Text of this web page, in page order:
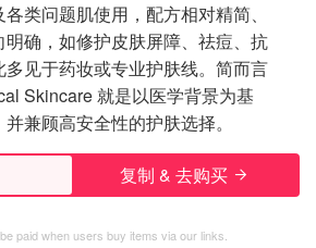
类问题肌使用，配方相对精简、
明确，如修护皮肤屏障、祛痘、抗
多见于药妆或专业护肤线。简而言
Skincare 就是以医学背景为基
兼顾高安全性的护肤选择。
复制 & 去购买
paid when users buy items via our links.